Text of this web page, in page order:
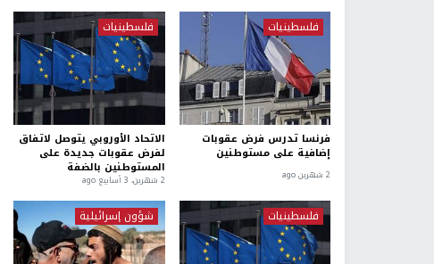
فلسطينيات
فرنسا تدرس فرض عقوبات
إضافية على مستوطنين
2 شهرين ago
فلسطينيات
الاتحاد الأوروبي يتوصل لاتفاق
لفرض عقوبات جديدة على
المستوطنين بالضفة
2 شهرين، 3 أسابيع ago
فلسطينيات شؤون إسرائيلية